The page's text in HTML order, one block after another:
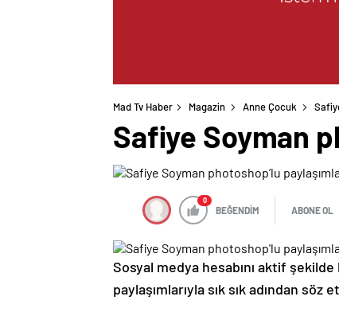
Mad Tv Haber Magazin Anne Çocuk
Safiye Soyman
0
BEĞENDİM ABONE OL
Sosyal medya hesabını aktif şekilde
paylaşımlarıyla sık sık adından söz